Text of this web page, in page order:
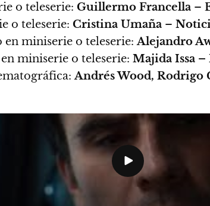
o teleserie: Guillermo Francella –
o teleserie: Cristina Umaña –
miniserie o teleserie:Alejandro
miniserie o teleserie: Majida Issa
Andrés Wood, Rodrigo